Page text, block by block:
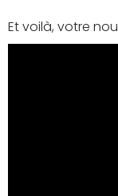
Et voilà, votre